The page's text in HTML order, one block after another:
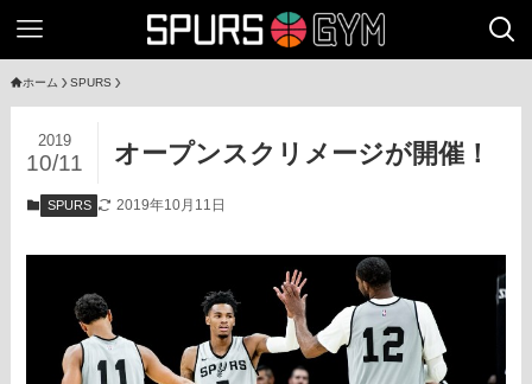
ホーム SPURS
オープンスクリメージが開催！
2019
10/11
SPURS 2019年10月11日